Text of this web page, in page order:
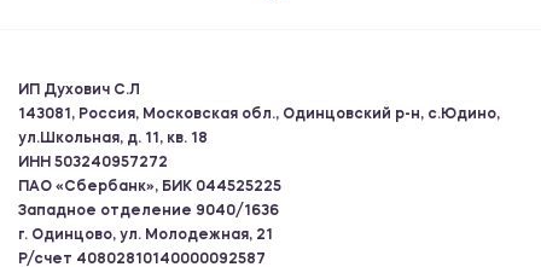
ИП Духович С.Л
143081, Россия, Московская обл., Одинцовский р-н, с.Юдино,
ул.Школьная, д. 11, кв. 18
ИНН 503240957272
ПАО «Сбербанк», БИК 044525225
Западное отделение 9040/1636
г. Одинцово, ул. Молодежная, 21
Р/счет 40802810140000092587